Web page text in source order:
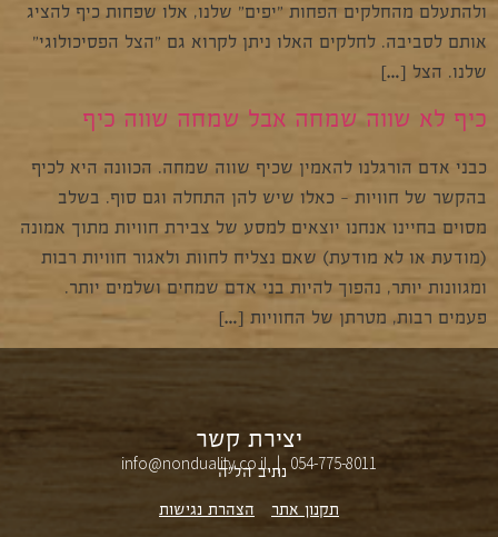
ולהתעלם מהחלקים הפחות "יפים" שלנו, אלו שפחות כיף להציג
אותם לסביבה. לחלקים האלו ניתן לקרוא גם "הצל הפסיכולוגי"
שלנו. הצל […]
כיף לא שווה שמחה אבל שמחה שווה כיף
כבני אדם הורגלנו להאמין שכיף שווה שמחה. הכוונה היא לכיף
בהקשר של חוויות – כאלו שיש להן התחלה וגם סוף. בשלב
מסוים בחיינו אנחנו יוצאים למסע של צבירת חוויות מתוך אמונה
(מודעת או לא מודעת) שאם נצליח לחוות ולאגור חוויות רבות
ומגוונות יותר, נהפוך להיות בני אדם שמחים ושלמים יותר.
פעמים רבות, מטרתן של החוויות […]
יצירת קשר
info@nonduality.co.il | 054-775-8011⁩
נתיב הל״ה
תקנון אתר הצהרת נגישות